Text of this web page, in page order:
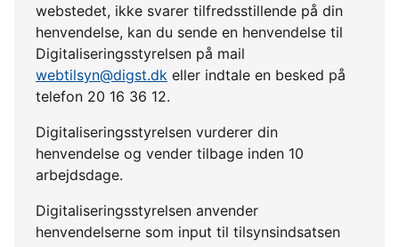
webstedet, ikke svarer tilfredsstillende på din
henvendelse, kan du sende en henvendelse til
Digitaliseringsstyrelsen på mail
webtilsyn@digst.dk eller indtale en besked på
telefon 20 16 36 12.
Digitaliseringsstyrelsen vurderer din
henvendelse og vender tilbage inden 10
arbejdsdage.
Digitaliseringsstyrelsen anvender
henvendelserne som input til tilsynsindsatsen